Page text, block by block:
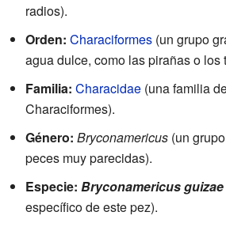
radios).
Orden: Characiformes (un grupo
agua dulce, como las pirañas o los
Familia: Characidae (una familia
Characiformes).
Género: Bryconamericus (un
peces muy parecidas).
Especie: Bryconamericus guizae
específico de este pez).